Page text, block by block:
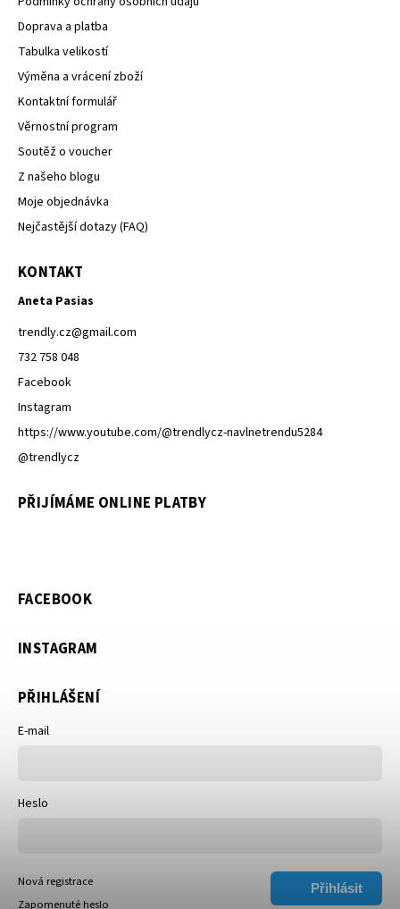
Doprava a platba
Tabulka velikostí
Výměna a vrácení zboží
Kontaktní formulář
Věrnostní program
Soutěž o voucher
Z našeho blogu
Moje objednávka
Nejčastější dotazy (FAQ)
KONTAKT
Aneta Pasias
trendly.cz@gmail.com
732 758 048
Facebook
Instagram
https://www.youtube.com/@trendlycz-navlnetrendu5284
@trendlycz
PŘIJÍMÁME ONLINE PLATBY
FACEBOOK
INSTAGRAM
PŘIHLÁŠENÍ
E-mail
Heslo
Přihlásit
Nová registrace
Zapomenuté heslo